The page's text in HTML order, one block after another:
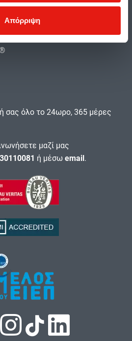
Απόρριψη
σας όλο το 24ωρο, 365 μέρες
μαζί μας
ή μέσω email .